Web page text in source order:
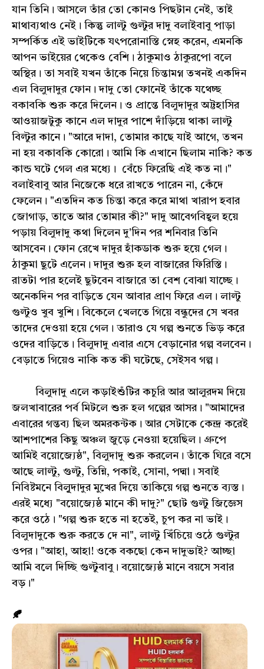
যান তিনি। আসলে তাঁর তো কোনও পিছটান নেই, তাই
মাথাব্যথাও নেই। কিন্তু লাল্টু গুল্টুর দাদু বলাইবাবু পাড়া
সম্পর্কিত এই ভাইটিকে যৎপরোনাস্তি স্নেহ করেন, এমনকি
আপন ভাইয়ের থেকেও বেশি। ঠাকুমাও ঠাকুরপো বলে
অস্থির। তা সবাই যখন তাঁকে নিয়ে চিন্তামগ্ন তখনই একদিন
এল বিলুদাদুর ফোন। দাদু তো ফোনেই তাঁকে যথেচ্ছ
বকাবকি শুরু করে দিলেন। ও প্রান্তে বিলুদাদুর অট্টহাসির
আওয়াজটুকু কানে এল দাদুর পাশে দাঁড়িয়ে থাকা লাল্টু
বিল্টুর কানে। "আরে দাদা, তোমার কাছে যাই আগে, তখন
না হয় বকাবকি কোরো। আমি কি এখানে ছিলাম নাকি? কত
কান্ড ঘটে গেল এর মধ্যে। বেঁচে ফিরেছি এই কত না।"
বলাইবাবু আর নিজেকে ধরে রাখতে পারেন না, কেঁদে
ফেলেন। "এতদিন কত চিন্তা করে করে মাথা খারাপ হবার
জোগাড়, তাতে আর তোমার কী?" দাদু আবেগবিহ্বল হয়ে
পড়ায় বিলুদাদু কথা দিলেন দু'দিন পর শনিবার তিনি
আসবেন। ফোন রেখে দাদুর হাঁকডাক শুরু হয়ে গেল।
ঠাকুমা ছুটে এলেন। দাদুর শুরু হল বাজারের ফিরিস্তি।
রাতটা পার হলেই ছুটবেন বাজারে তা বেশ বোঝা যাচ্ছে।
অনেকদিন পর বাড়িতে যেন আবার প্রাণ ফিরে এল। লাল্টু
গুল্টুও খুব খুশি। বিকেলে খেলতে গিয়ে বন্ধুদের সে খবর
তাদের দেওয়া হয়ে গেল। তারাও যে গল্প শুনতে ভিড় করে
ওদের বাড়িতে। বিলুদাদু এবার এসে বেড়ানোর গল্প বলবেন।
বেড়াতে গিয়েও নাকি কত কী ঘটেছে, সেইসব গল্প।
বিলুদাদু এলে কড়াইশুঁটির কচুরি আর আলুরদম দিয়ে
জলখাবারের পর্ব মিটলে শুরু হল গল্পের আসর। "আমাদের
এবারের গন্তব্য ছিল অমরকন্টক। আর সেটাকে কেন্দ্র করেই
আশপাশের কিছু অঞ্চল জুড়ে নেওয়া হয়েছিল। গ্রুপে
আমিই বয়োজ্যেষ্ঠ", বিলুদাদু শুরু করলেন। তাঁকে ঘিরে বসে
আছে লাল্টু, গুল্টু, তিন্নি, পকাই, সোনা, পদ্মা। সবাই
নিবিষ্টমনে বিলুূদাদুর মুখের দিয়ে তাকিয়ে গল্প শুনতে ব্যস্ত।
এরই মধ্যে "বয়োজ্যেষ্ঠ মানে কী দাদু?" ছোট গুল্টু জিজ্ঞেস
করে ওঠে। "গল্প শুরু হতে না হতেই, চুপ কর না ভাই।
বিলুদাদুকে শুরু করতে দে না", লাল্টু খিঁচিয়ে ওঠে গুল্টুর
ওপর। "আহা, আহা! ওকে বকছো কেন দাদুভাই? আচ্ছা
আমি বলে দিচ্ছি গুল্টুবাবু। বয়োজ্যেষ্ঠ মানে বয়সে সবার
বড়।"
🍂